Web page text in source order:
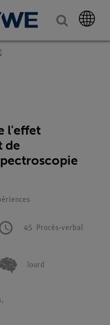
l'effet
de
45 Procès-verbal
lourd